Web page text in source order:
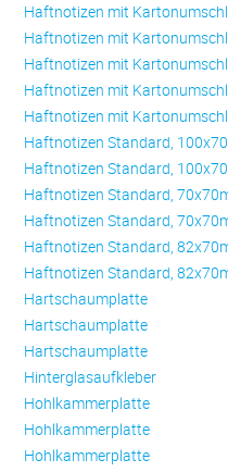
Haftnotizen mit
Haftnotizen mit
Haftnotizen mit
Haftnotizen mit
Haftnotizen mit
Haftnotizen Standard,
Haftnotizen Standard,
Haftnotizen Standard,
Haftnotizen Standard,
Haftnotizen Standard,
Haftnotizen Standard,
Hartschaumplatte
Hartschaumplatte
Hartschaumplatte
Hinterglasaufkleber
Hohlkammerplatte
Hohlkammerplatte
Hohlkammerplatte